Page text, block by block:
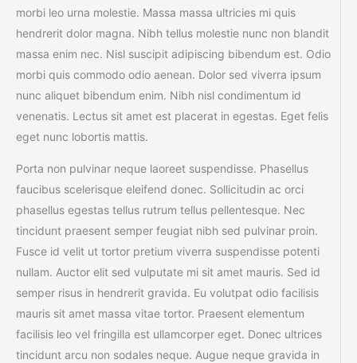
morbi leo urna molestie. Massa massa ultricies mi quis
hendrerit dolor magna. Nibh tellus molestie nunc non blandit
massa enim nec. Nisl suscipit adipiscing bibendum est. Odio
morbi quis commodo odio aenean. Dolor sed viverra ipsum
nunc aliquet bibendum enim. Nibh nisl condimentum id
venenatis. Lectus sit amet est placerat in egestas. Eget felis
eget nunc lobortis mattis.
Porta non pulvinar neque laoreet suspendisse. Phasellus
faucibus scelerisque eleifend donec. Sollicitudin ac orci
phasellus egestas tellus rutrum tellus pellentesque. Nec
tincidunt praesent semper feugiat nibh sed pulvinar proin.
Fusce id velit ut tortor pretium viverra suspendisse potenti
nullam. Auctor elit sed vulputate mi sit amet mauris. Sed id
semper risus in hendrerit gravida. Eu volutpat odio facilisis
mauris sit amet massa vitae tortor. Praesent elementum
facilisis leo vel fringilla est ullamcorper eget. Donec ultrices
tincidunt arcu non sodales neque. Augue neque gravida in